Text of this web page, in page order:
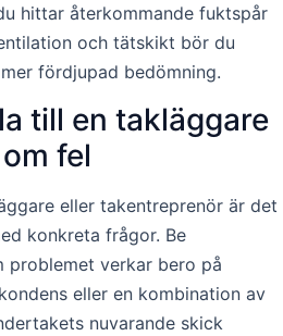
hittar återkommande fuktspår
och tätskikt bör du
fördjupad bedömning.
till en takläggare
fel
eller takentreprenör är det
konkreta frågor. Be
problemet verkar bero på
eller en kombination av
nuvarande skick